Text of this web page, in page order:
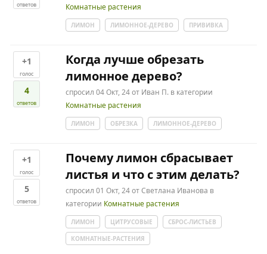
ответов
Комнатные растения
ЛИМОН ЛИМОННОЕ-ДЕРЕВО ПРИВИВКА
+1
голос
4
ответов
Когда лучше обрезать
лимонное дерево?
спросил 04 Окт, 24от Иван П. в категории
Комнатные растения
ЛИМОН ОБРЕЗКА ЛИМОННОЕ-ДЕРЕВО
+1
голос
5
ответов
Почему лимон сбрасывает
листья и что с этим делать?
спросил 01 Окт, 24отСветлана Иванова в
категории Комнатные растения
ЛИМОН ЦИТРУСОВЫЕ
СБРОС-ЛИСТЬЕВ
КОМНАТНЫЕ-РАСТЕНИЯ